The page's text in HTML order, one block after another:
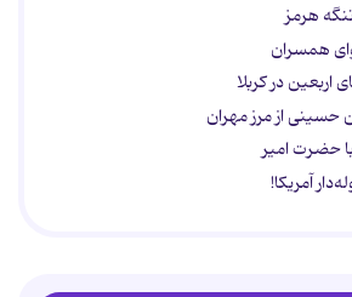
هرمز
در کربلا
حسینی از مرز مهران
حضرت امیر
آمریکا!